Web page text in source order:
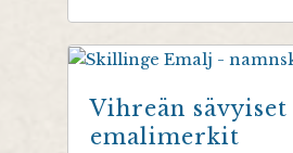
Vihreän sävyiset
emalimerkit